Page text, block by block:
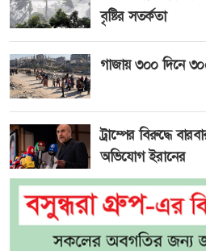
বৃষ্টির সতর্কতা
গাজায় ৩০০ দিনে
ট্রাম্পের বিরুদ্ধে
অভিযোগ ইরানের